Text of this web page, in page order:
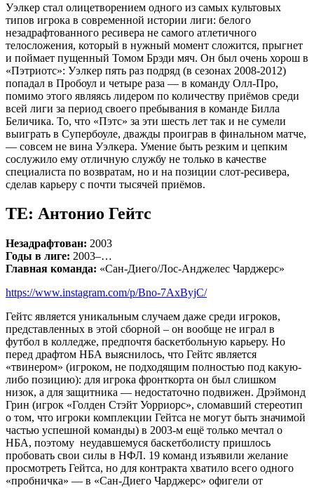
Уэлкер стал олицетворением одного из самых культовых
типов игрока в современной истории лиги: белого
незадрафтованного ресивера не самого атлетичного
телосложения, который в нужный момент сложится, прыгнет
и поймает пущенный Томом Брэди мяч. Он был очень хорош в
«Пэтриотс»: Уэлкер пять раз подряд (в сезонах 2008-2012)
попадал в Пробоул и четыре раза — в команду Олл-Про,
помимо этого являясь лидером по количеству приёмов среди
всей лиги за период своего пребывания в команде Билла
Беличика. То, что «Пэтс» за эти шесть лет так и не сумели
выиграть в Супербоуле, дважды проиграв в финальном матче,
— совсем не вина Уэлкера. Умение быть резким и цепким
сослужило ему отличную службу не только в качестве
специалиста по возвратам, но и на позиции слот-ресивера,
сделав карьеру с почти тысячей приёмов.
TE: Антонио Гейтс
Незадрафтован: 2003
Годы в лиге: 2003–…
Главная команда: «Сан-Диего/Лос-Анджелес Чарджерс»
https://www.instagram.com/p/Bno-7AxByjC/
Гейтс является уникальным случаем даже среди игроков,
представленных в этой сборной – он вообще не играл в
футбол в колледже, предпочтя баскетбольную карьеру. Но
перед драфтом НБА выяснилось, что Гейтс является
«твинером» (игроком, не подходящим полностью под какую-
либо позицию): для игрока фронткорта он был слишком
низок, а для защитника — недостаточно подвижен. Дрэймонд
Грин (игрок «Голден Стэйт Уорриорс», сломавший стереотип
о том, что игроки комплекции Гейтса не могут быть значимой
частью успешной команды) в 2003-м ещё только мечтал о
НБА, поэтому неудавшемуся баскетболисту пришлось
пробовать свои силы в НФЛ. 19 команд изъявили желание
просмотреть Гейтса, но для контракта хватило всего одного
«пробничка» — в «Сан-Диего Чарджерс» офигели от